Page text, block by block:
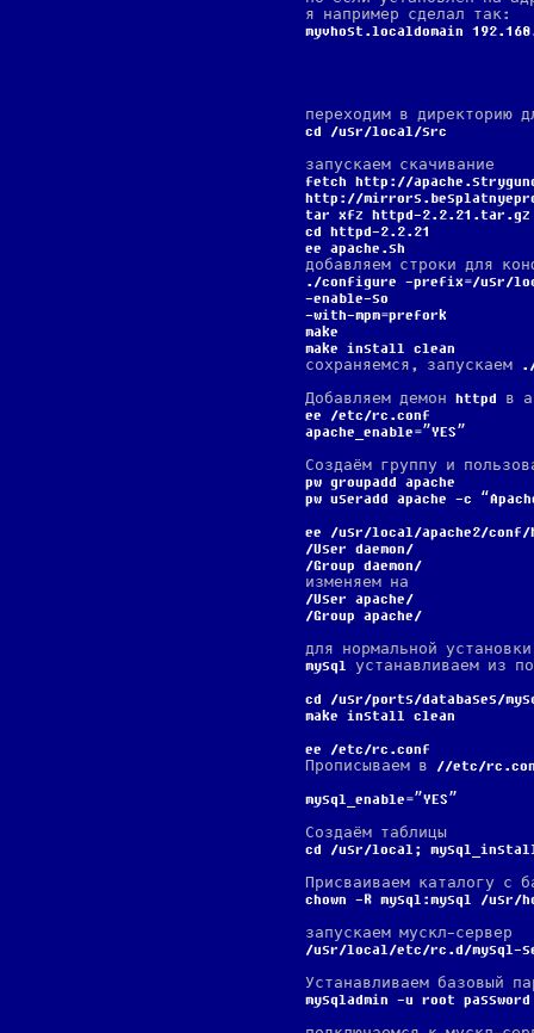
я например сделал так:
myvhost.localdomain
переходим в директорию
cd /usr/local/src
запускаем скачивание
fetch http://
http://
tar xfz httpd-2.2.21.tar.gz
cd httpd-2.2.21
ee apache.sh
добавляем строки для
./configure -prefix=/usr/
-enable-so
-with-mpm=prefork
make
make install clean
сохраняемся, запускаем ./
Добавляем демон httpd в
ee /etc/rc.conf
apache_enable=”YES”
Создаём группу и
pw groupadd apache
pw useradd apache -c
ee /usr/local/apache2/
User daemon
Group daemon
изменяем на
User apache
Group apache
для нормальной
mysql устанавливаем из
cd /usr/ports/databases/
make install clean
ee /etc/rc.conf
Прописываем в
/etc/
mysql_enable=”YES”
Создаём таблицы
cd /usr/local;
Присваиваем каталогу с
chown -R mysql:mysql /usr/
запускаем мускл-сервер
/usr/local/etc/rc.d/mysql-
Устанавливаем базовый
mysqladmin -u root password